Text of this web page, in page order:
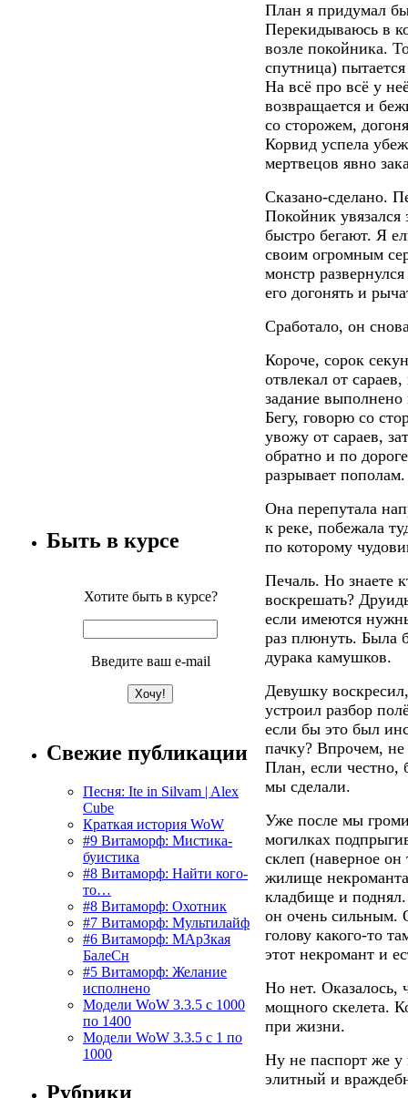
Быть в курсе
Хотите быть в курсе?
Введите ваш e-mail
Свежие публикации
Песня: Ite in Silvam | Alex
Cube
Краткая история WoW
#9 Витаморф: Мистика-
буистика
#8 Витаморф: Найти кого-
то…
#8 Витаморф: Охотник
#7 Витаморф: Мультилайф
#6 Витаморф: МАрЗкая
БалеСн
#5 Витаморф: Желание
исполнено
Модели WoW 3.3.5 с 1000
по 1400
Модели WoW 3.3.5 с 1 по
1000
Рубрики
План я придумал
Перекидываюсь в
возле покойника.
спутница)
На всё про всё у
возвращается и
со сторожем,
Корвид успела
мертвецов явно
Сказано-сделано.
Покойник
быстро бегают. Я
своим огромным
монстр
его догонять и
Сработало, он
Короче, сорок
отвлекал от
задание выполнено
Бегу, говорю со
увожу от сараев,
обратно и по
разрывает пополам.
Она перепутала
к реке, побежала
по которому
Печаль. Но знаете
воскрешать?
если имеются
раз плюнуть. Была
дурака камушков.
Девушку
устроил разбор
если бы это был
пачку? Впрочем, не
План, если честно,
мы сделали.
Уже после мы
могилках
склеп (наверное
жилище
кладбище и
он очень сильным.
голову какого-то
этот некромант и
Но нет. Оказалось,
мощного скелета.
при жизни.
Ну не паспорт же у
элитный и